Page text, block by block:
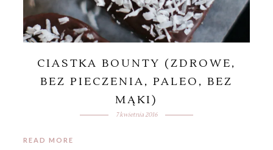
CIASTKA BOUNTY (ZDROWE,
BEZ PIECZENIA, PALEO, BEZ
MĄKI)
7 kwietnia 2016
READ MORE